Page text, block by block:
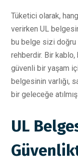
Tüketici olarak,
verirken UL
bu belge sizi doğru
rehberdir. Bir
güvenli bir yaşam
belgesinin varlığı,
bir geleceğe atılmış
UL